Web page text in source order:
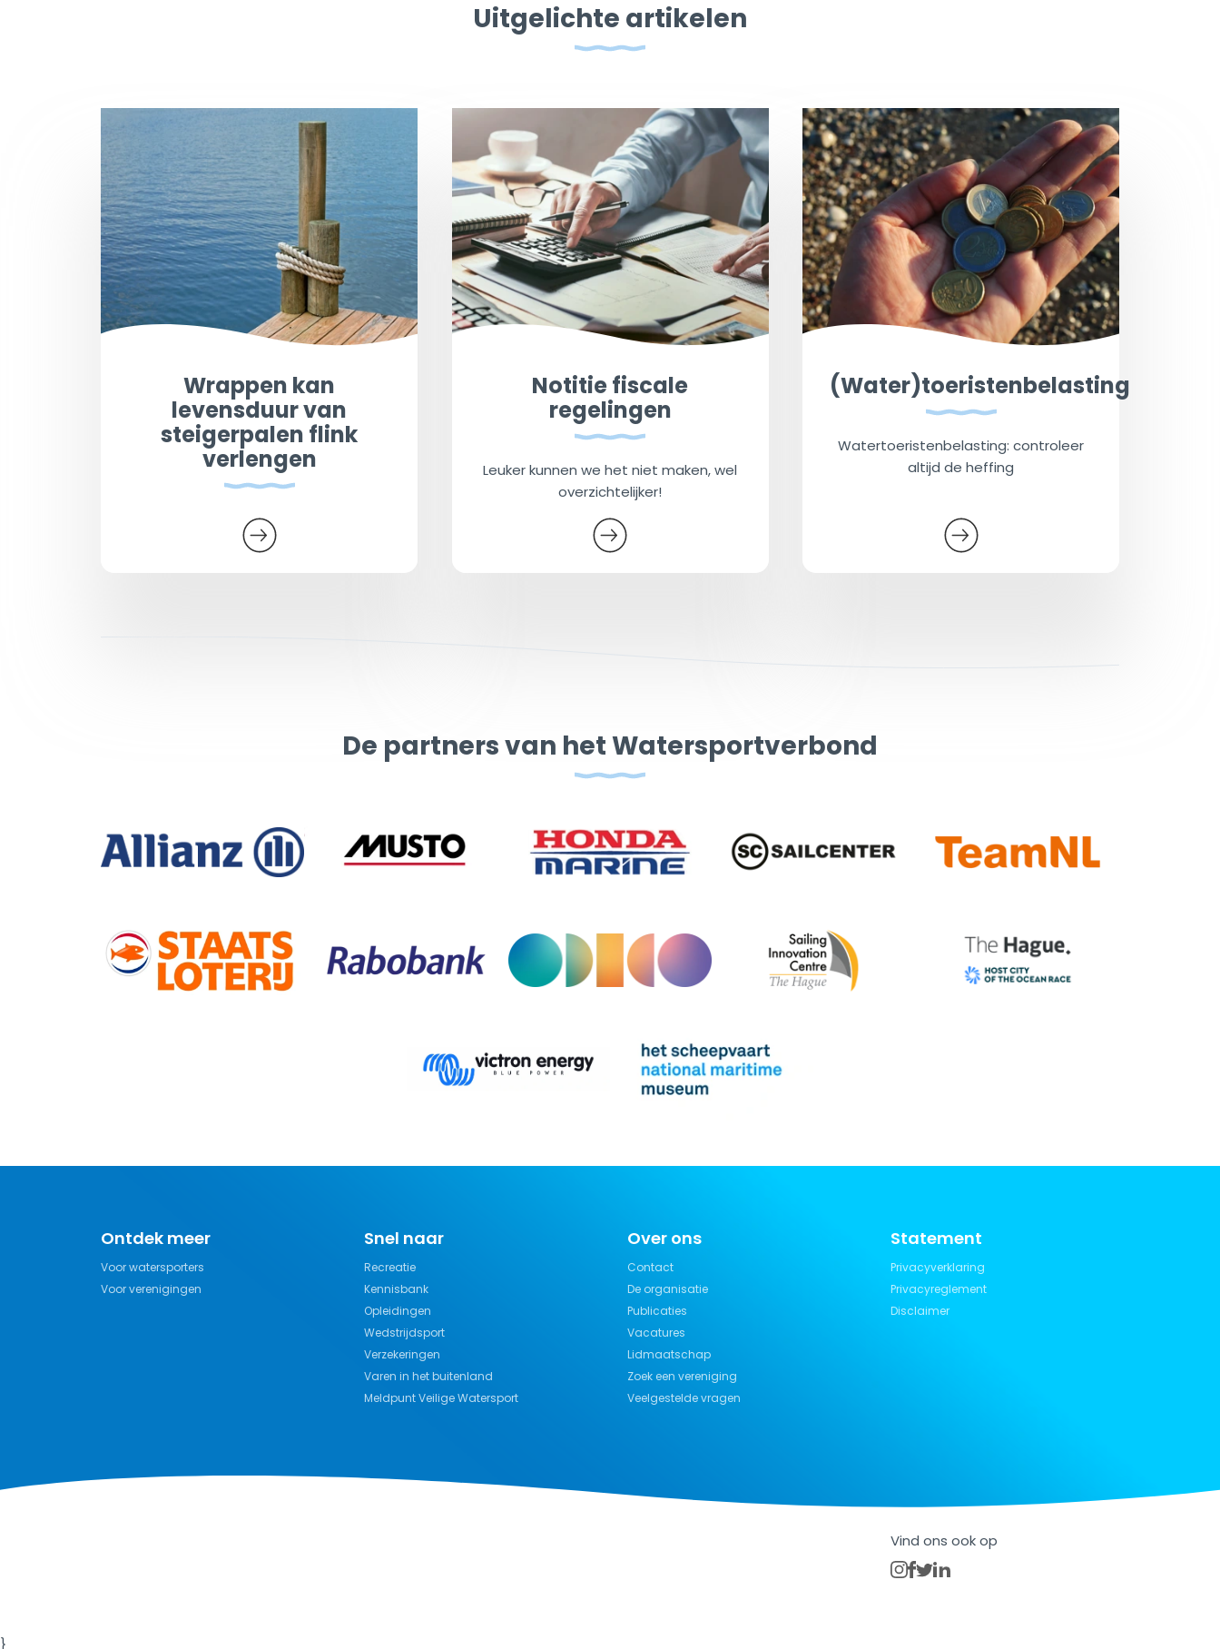
Uitgelichte artikelen
Wrappen kan
levensduur van
steigerpalen flink
verlengen
Notitie fiscale
regelingen
Leuker kunnen we het niet maken, wel
overzichtelijker!
(Water)toeristenbelasting
Watertoeristenbelasting: controleer
altijd de heffing
De partners van het Watersportverbond
Ontdek meer
Voor watersporters
Voor verenigingen
Snel naar
Recreatie
Kennisbank
Opleidingen
Wedstrijdsport
Verzekeringen
Varen in het buitenland
Meldpunt Veilige Watersport
Over ons
Contact
De organisatie
Publicaties
Vacatures
Lidmaatschap
Zoek een vereniging
Veelgestelde vragen
Statement
Privacyverklaring
Privacyreglement
Disclaimer
Vind ons ook op
}